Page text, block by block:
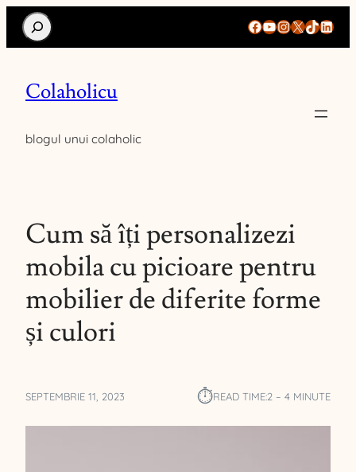
Search Facebook
YouTube
Instagram
X TikTok
Colaholicu
blogul unui colaholic
Cum să îți personalizezi
mobila cu picioare pentru
mobilier de diferite forme
și culori
SEPTEMBRIE 11, 2023 ⏱︎READ TIME:2 – 4 MINUTE